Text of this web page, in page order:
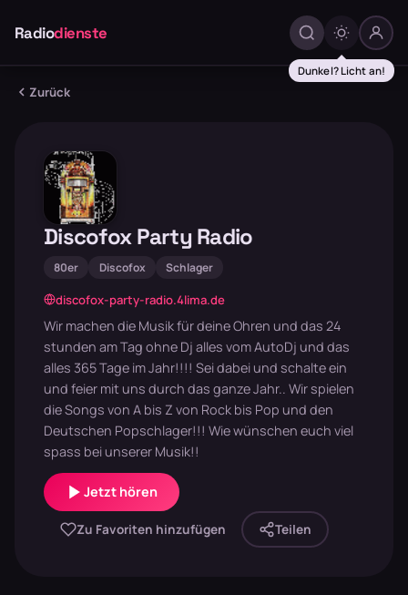
Radiodienste
Dunkel? Licht an!
Zurück
Discofox Party Radio
80er Discofox Schlager
discofox-party-radio.4lima.de
Wir machen die Musik für deine Ohren und das 24
stunden am Tag ohne Dj alles vom AutoDj und das
alles 365 Tage im Jahr!!!! Sei dabei und schalte ein
und feier mit uns durch das ganze Jahr.. Wir spielen
die Songs von A bis Z von Rock bis Pop und den
Deutschen Popschlager!!! Wie wünschen euch viel
spass bei unserer Musik!!
Jetzt hören
Zu Favoriten hinzufügen Teilen